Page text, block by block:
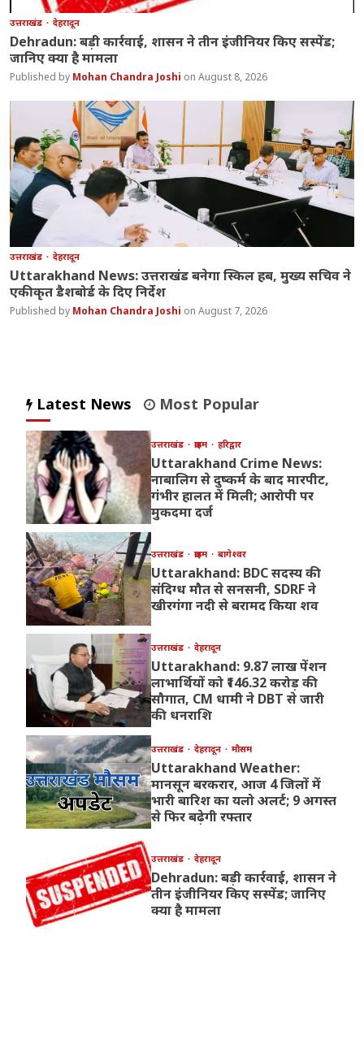
उत्तराखंड देहरादून
Dehradun: बड़ी कार्रवाई, शासन ने तीन इंजीनियर किए सस्पेंड;
जानिए क्या है मामला
Mohan Chandra Joshi August 8, 2026
उत्तराखंड देहरादून
Uttarakhand News: उत्तराखंड बनेगा स्किल हब, मुख्य सचिव ने
एकीकृत डैशबोर्ड के दिए निर्देश
Mohan Chandra Joshi August 7, 2026
Latest News Most Popular
उत्तराखंड क्राइम हरिद्वार
Uttarakhand Crime News:
नाबालिग से दुष्कर्म के बाद मारपीट,
गंभीर हालत में मिली; आरोपी पर
मुकदमा दर्ज
उत्तराखंड क्राइम बागेश्वर
Uttarakhand: BDC सदस्य की
संदिग्ध मौत से सनसनी, SDRF ने
खीरगंगा नदी से बरामद किया शव
उत्तराखंड देहरादून
Uttarakhand: 9.87 लाख पेंशन
लाभार्थियों को ₹146.32 करोड़ की
सौगात, CM धामी ने DBT से जारी
की धनराशि
उत्तराखंड देहरादून मौसम
Uttarakhand Weather:
मानसून बरकरार, आज 4 जिलों में
भारी बारिश का यलो अलर्ट; 9 अगस्त
से फिर बढ़ेगी रफ्तार
उत्तराखंड देहरादून
Dehradun: बड़ी कार्रवाई, शासन ने
तीन इंजीनियर किए सस्पेंड; जानिए
क्या है मामला